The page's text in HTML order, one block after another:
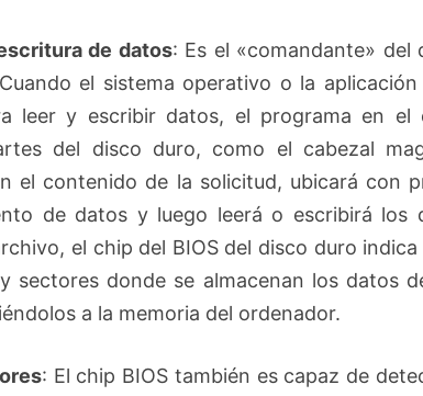
de datos: Es el «comandante» del
el sistema operativo o la aplicación
leer y escribir datos, el programa en el
del disco duro, como el cabezal
el contenido de la solicitud, ubicará con
de datos y luego leerá o escribirá los
el chip del BIOS del disco duro indica
sectores donde se almacenan los datos
a la memoria del ordenador.
: El chip BIOS también es capaz de